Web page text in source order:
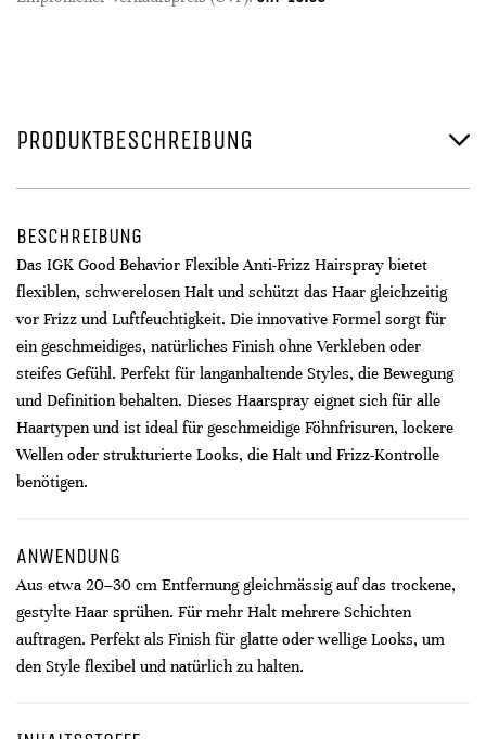
PRODUKTBESCHREIBUNG
BESCHREIBUNG
Das IGK Good Behavior Flexible Anti-Frizz Hairspray bietet
flexiblen, schwerelosen Halt und schützt das Haar gleichzeitig
vor Frizz und Luftfeuchtigkeit. Die innovative Formel sorgt für
ein geschmeidiges, natürliches Finish ohne Verkleben oder
steifes Gefühl. Perfekt für langanhaltende Styles, die Bewegung
und Definition behalten. Dieses Haarspray eignet sich für alle
Haartypen und ist ideal für geschmeidige Föhnfrisuren, lockere
Wellen oder strukturierte Looks, die Halt und Frizz-Kontrolle
benötigen.
ANWENDUNG
Aus etwa 20–30 cm Entfernung gleichmässig auf das trockene,
gestylte Haar sprühen. Für mehr Halt mehrere Schichten
auftragen. Perfekt als Finish für glatte oder wellige Looks, um
den Style flexibel und natürlich zu halten.